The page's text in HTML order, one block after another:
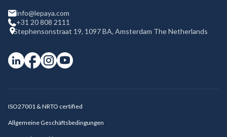
info@lepaya.com
+31 20 808 2111
Stephensonstraat 19, 1097 BA, Amsterdam The Netherlands
ISO27001 & NRTO certified
Allgemeine Geschäftsbedingungen